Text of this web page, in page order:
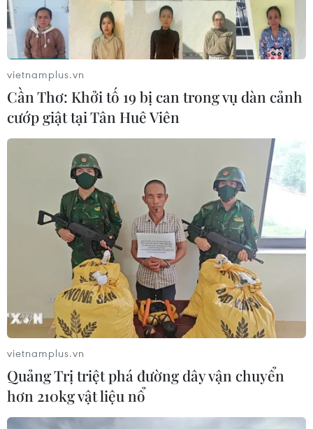
chàng trai Đồng Tháp tự tin làm chủ
cuộc đời
08/08/2026 06:00
Dắt chó đi dạo không đúng quy
định, bị phạt đến 2 triệu đồng?
08/08/2026 04:16
Thổ Nhĩ Kỳ tăng cường truy quét IS,
bắt giữ hơn 100 nghi phạm
07/08/2026 14:55
Tây Ban Nha triệt phá đường dây
buôn người xuyên Địa Trung Hải
07/08/2026 12:13
Hy Lạp tạm giam một thị trưởng tình
nghi gây thảm họa cháy rừng
07/08/2026 12:02
vietnamplus.vn
Cần Thơ: Khởi tố 19 bị can trong vụ dàn cảnh
cướp giật tại Tân Huê Viên
vietnamplus.vn
Quảng Trị triệt phá đường dây vận chuyển
hơn 210kg vật liệu nổ